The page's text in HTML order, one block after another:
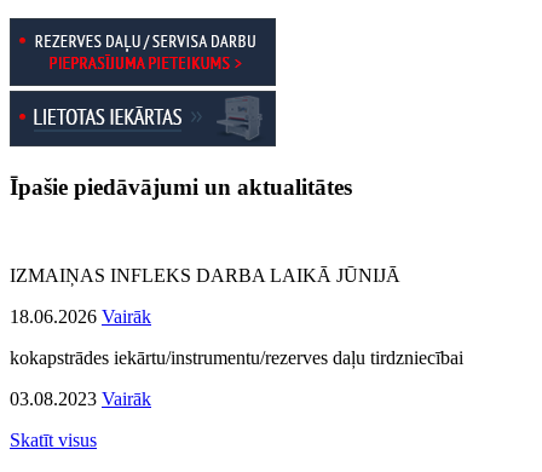
Īpašie piedāvājumi un aktualitātes
IZMAIŅAS INFLEKS DARBA LAIKĀ JŪNIJĀ
18.06.2026 Vairāk
kokapstrādes iekārtu/instrumentu/rezerves daļu tirdzniecībai
03.08.2023 Vairāk
Skatīt visus